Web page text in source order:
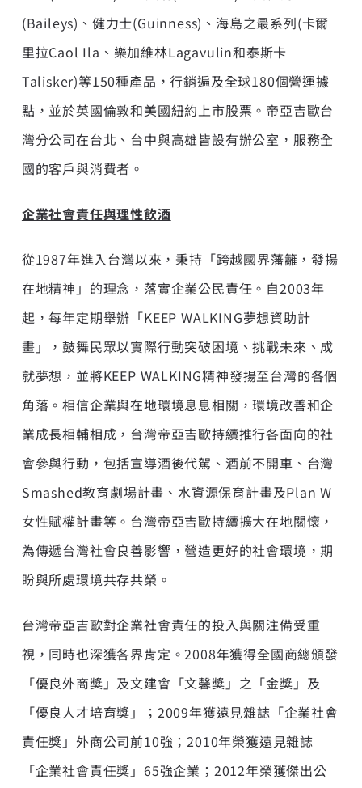
(Baileys)、健力士(Guinness)、海島之最系列(卡爾
里拉Caol Ila、樂加維林Lagavulin和泰斯卡
Talisker)等150種產品，行銷遍及全球180個營運據
點，並於英國倫敦和美國紐約上市股票。帝亞吉歐台
灣分公司在台北、台中與高雄皆設有辦公室，服務全
國的客戶與消費者。
企業社會責任與理性飲酒
從1987年進入台灣以來，秉持「跨越國界藩籬，發揚
在地精神」的理念，落實企業公民責任。自2003年
起，每年定期舉辦「KEEP WALKING夢想資助計
畫」，鼓舞民眾以實際行動突破困境、挑戰未來、成
就夢想，並將KEEP WALKING精神發揚至台灣的各個
角落。相信企業與在地環境息息相關，環境改善和企
業成長相輔相成，台灣帝亞吉歐持續推行各面向的社
會參與行動，包括宣導酒後代駕、酒前不開車、台灣
Smashed教育劇場計畫、水資源保育計畫及Plan W
女性賦權計畫等。台灣帝亞吉歐持續擴大在地關懷，
為傳遞台灣社會良善影響，營造更好的社會環境，期
盼與所處環境共存共榮。
台灣帝亞吉歐對企業社會責任的投入與關注備受重
視，同時也深獲各界肯定。2008年獲得全國商總頒發
「優良外商獎」及文建會「文馨獎」之「金獎」及
「優良人才培育獎」；2009年獲遠見雜誌「企業社會
責任獎」外商公司前10強；2010年榮獲遠見雜誌
「企業社會責任獎」65強企業；2012年榮獲傑出公